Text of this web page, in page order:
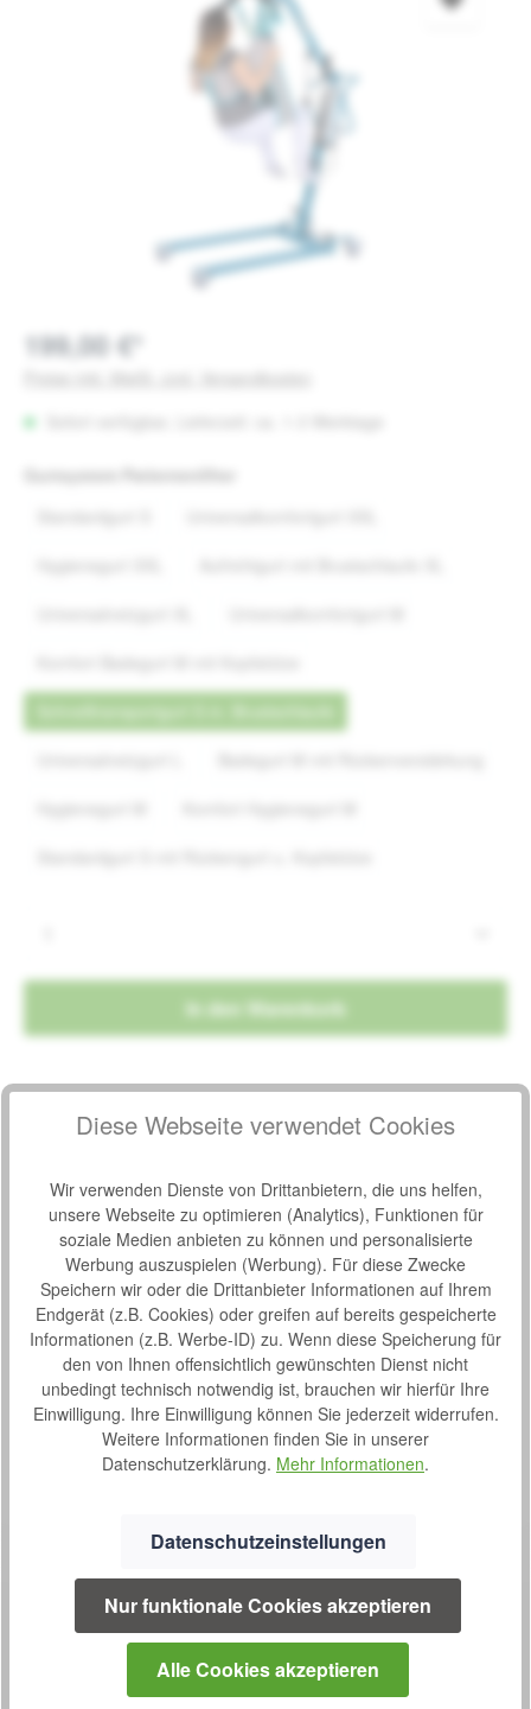
199,00 €*
Gurtsystem Patientenlifter
In den Warenkorb
Produktnummer: 37944177
Hersteller-Nr.:88706
Hinweis:.
Beschreibung
Verschiende Gurtsystem für aks Patientenlifter in
unterschiedlichen größen Die Gurte sind bis 250kg belastbar.
Bitte beachte…Mehr
Bewertungen
Diese Webseite verwendet Cookies
Wir verwenden Dienste von Drittanbietern, die uns helfen,
unsere Webseite zu optimieren (Analytics), Funktionen für
soziale Medien anbieten zu können und personalisierte
Werbung auszuspielen (Werbung). Für diese Zwecke
Speichern wir oder die Drittanbieter Informationen auf Ihrem
Endgerät (z.B. Cookies) oder greifen auf bereits gespeicherte
Informationen (z.B. Werbe-ID) zu. Wenn diese Speicherung für
den von Ihnen offensichtlich gewünschten Dienst nicht
unbedingt technisch notwendig ist, brauchen wir hierfür Ihre
Einwilligung. Ihre Einwilligung können Sie jederzeit widerrufen.
Weitere Informationen finden Sie in unserer
Datenschutzerklärung. Mehr Informationen.
Datenschutzeinstellungen
Nur funktionale Cookies akzeptieren
Alle Cookies akzeptieren